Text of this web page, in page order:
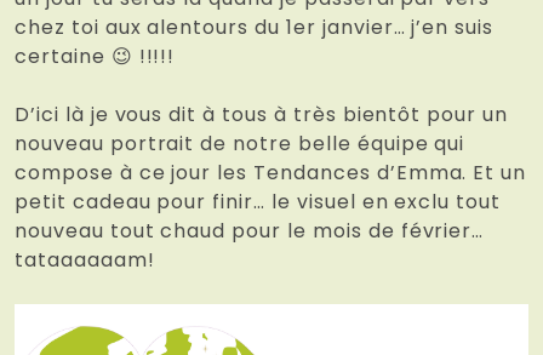
chez toi aux alentours du 1er janvier… j’en suis
certaine 😉 !!!!!
D’ici là je vous dit à tous à très bientôt pour un
nouveau portrait de notre belle équipe qui
compose à ce jour les Tendances d’Emma. Et un
petit cadeau pour finir… le visuel en exclu tout
nouveau tout chaud pour le mois de février…
tataaaaaam!